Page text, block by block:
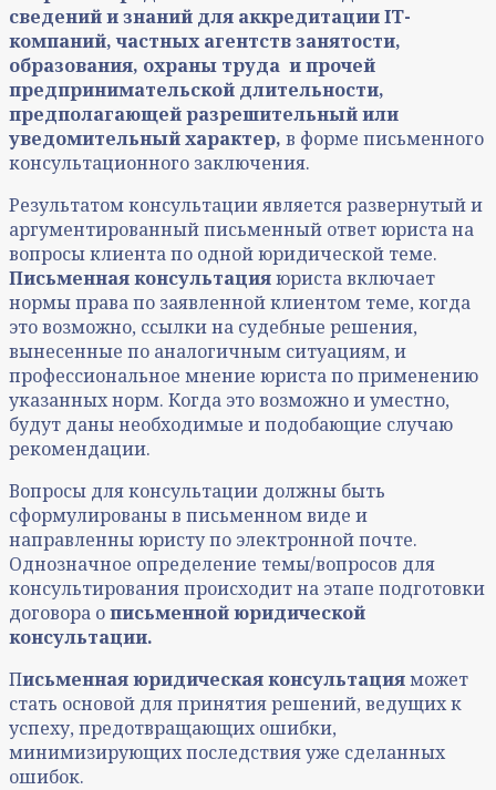
сведений и знаний для аккредитации IT-
компаний, частных агентств занятости,
образования, охраны труда и прочей
предпринимательской длительности,
предполагающей разрешительный или
уведомительный характер, в форме письменного
консультационного заключения.
Результатом консультации является развернутый и
аргументированный письменный ответ юриста на
вопросы клиента по одной юридической теме.
Письменная консультацияюриста включает
нормы права по заявленной клиентом теме, когда
это возможно, ссылки на судебные решения,
вынесенные по аналогичным ситуациям, и
профессиональное мнение юриста по применению
указанных норм. Когда это возможно и уместно,
будут даны необходимые и подобающие случаю
рекомендации.
Вопросы для консультации должны быть
сформулированы в письменном виде и
направленны юристу по электронной почте.
Однозначное определение темы/вопросов для
консультирования происходит на этапе подготовки
договора описьменной юридической
консультации.
Письменная юридическая консультацияможет
стать основой для принятия решений, ведущих к
успеху, предотвращающих ошибки,
минимизирующих последствия уже сделанных
ошибок.